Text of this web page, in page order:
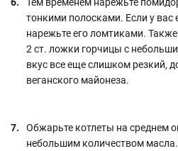
тонкими полосками. Если у вас
нарежьте его ломтиками.
2 ст. ложки горчицы с
вкус все еще слишком резкий,
веганского майонеза.
Обжарьте котлеты на среднем
небольшим количеством